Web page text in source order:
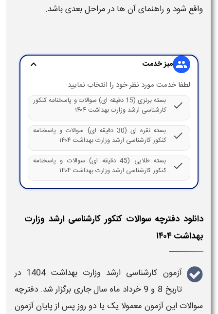
واقع شود و راهنمای آن ها در مراحل بعدی باشد.
group میز خدمت expand_more
لطفا خدمت مورد نظر خود را انتخاب نمایید:
check
بسته برنزی (15 دقیقه ای) سوالات و پاسخنامه کنکور
کارشناسی ارشد وزارت بهداشت ۱۴۰۴
check
بسته نقره ای (30 دقیقه ای) سوالات و پاسخنامه
کنکور کارشناسی ارشد وزارت بهداشت ۱۴۰۴
check
بسته طلایی (45 دقیقه ای) سوالات و پاسخنامه
کنکور کارشناسی ارشد وزارت بهداشت ۱۴۰۴
دانلود دفترچه سوالات کنکور کارشناسی ارشد وزارت
بهداشت ۱۴۰۴
آزمون کارشناسی ارشد وزارت بهداشت 1404
در
تاریخ 8 و 9 خرداد ماه سال جاری برگزار شد. دفترچه
سوالاتاین آزمون معمولا یک یا دو روز پس از پایان آزمون